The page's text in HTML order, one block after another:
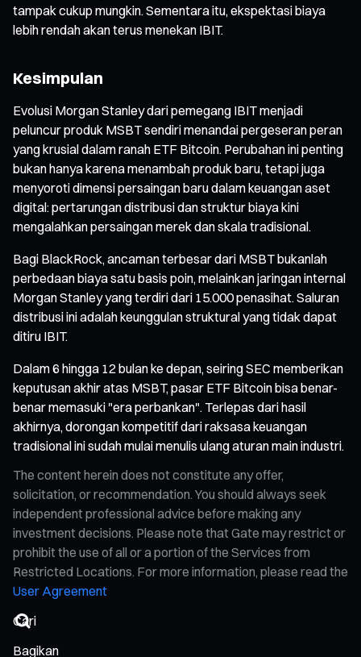
tampak cukup mungkin. Sementara itu, ekspektasi biaya
lebih rendah akan terus menekan IBIT.
Kesimpulan
Evolusi Morgan Stanley dari pemegang IBIT menjadi
peluncur produk MSBT sendiri menandai pergeseran peran
yang krusial dalam ranah ETF Bitcoin. Perubahan ini penting
bukan hanya karena menambah produk baru, tetapi juga
menyoroti dimensi persaingan baru dalam keuangan aset
digital: pertarungan distribusi dan struktur biaya kini
mengalahkan persaingan merek dan skala tradisional.
Bagi BlackRock, ancaman terbesar dari MSBT bukanlah
perbedaan biaya satu basis poin, melainkan jaringan internal
Morgan Stanley yang terdiri dari 15.000 penasihat. Saluran
distribusi ini adalah keunggulan struktural yang tidak dapat
ditiru IBIT.
Dalam 6 hingga 12 bulan ke depan, seiring SEC memberikan
keputusan akhir atas MSBT, pasar ETF Bitcoin bisa benar-
benar memasuki "era perbankan". Terlepas dari hasil
akhirnya, dorongan kompetitif dari raksasa keuangan
tradisional ini sudah mulai menulis ulang aturan main industri.
The content herein does not constitute any offer,
solicitation, or recommendation. You should always seek
independent professional advice before making any
investment decisions. Please note that Gate may restrict or
prohibit the use of all or a portion of the Services from
Restricted Locations. For more information, please read the
User Agreement
Bagikan